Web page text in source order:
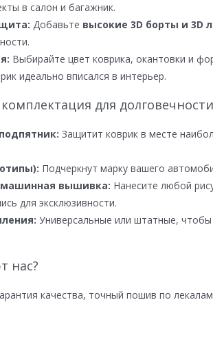
в салон и багажник.
Добавьте высокие 3D борты и 3D
Выбирайте цвет коврика, окантовки и
идеально вписался в интерьер.
для
Защитит коврик в месте
Подчеркнут марку вашего
вышивка: Нанесите любой
для эксклюзивности.
Универсальные или штатные, чтобы
нас?
качества, точный пошив по